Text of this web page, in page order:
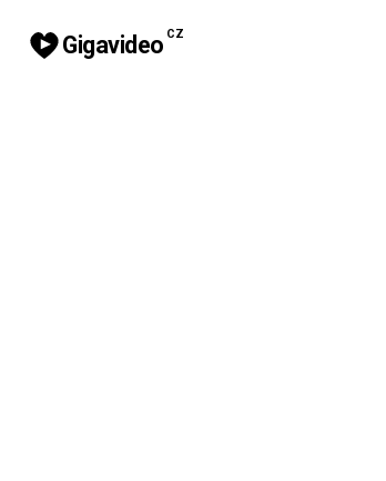
Gigavideo CZ